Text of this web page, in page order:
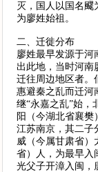
灭，国人以国名
为廖姓始祖。
二、迁徙分布
廖姓最早发源于河
出此地，当时河南
迁往周边地区者。
惠避秦之乱而迁河
继“永嘉之乱”始，
阳（今湖北省襄
江苏南京，其二子
威（今属甘肃省）
省）人，为最早入
光父子开漳入闽，